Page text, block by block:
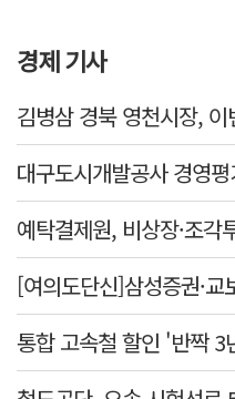
경제 기사
[여의도단신]삼성증권·교
통합 고속철 할인 '반짝